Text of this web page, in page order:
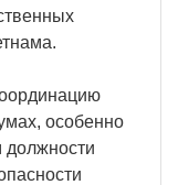
особенно